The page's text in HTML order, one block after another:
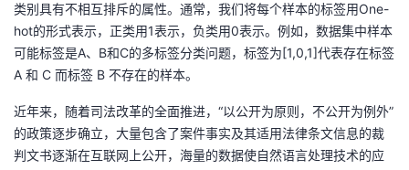
发
者
学
堂
Programs
的
支
持
我
类别具有不相互排斥的属性。通常，我们将每个样本的标签用One-
hot的形式表示，正类用1表示，负类用0表示。例如，数据集中样本
可能标签是A、B和C的多标签分类问题，标签为[1,0,1]代表存在标签
A 和 C 而标签 B 不存在的样本。
近年来，随着司法改革的全面推进，“以公开为原则，不公开为例外”
的政策逐步确立，大量包含了案件事实及其适用法律条文信息的裁
判文书逐渐在互联网上公开，海量的数据使自然语言处理技术的应